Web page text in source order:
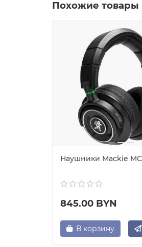
Похожие товары
Наушники Mackie
845.00 BYN
В корзину